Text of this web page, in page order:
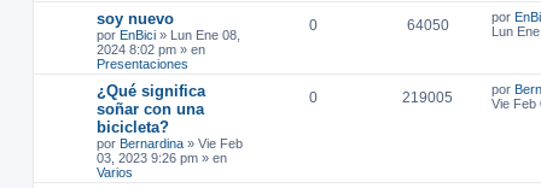
soy nuevo
por EnBici » Lun Ene 08,
2024 8:02 pm » en
Presentaciones
0 64050 por
Lun
¿Qué significa
soñar con una
bicicleta?
por Bernardina » Vie Feb
03, 2023 9:26 pm » en
Varios
0 219005 por
Vie Feb